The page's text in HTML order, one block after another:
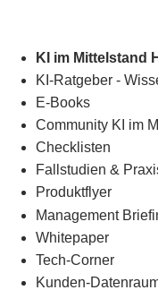
KI im Mittelstand
KI-Ratgeber -
E-Books
Community KI im
Checklisten
Fallstudien &
Produktflyer
Management
Whitepaper
Tech-Corner
Kunden-